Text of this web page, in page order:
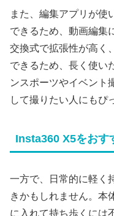
また、編集アプリが使
できるため、動画編集
交換式で拡張性が高く
できるため、長く使い
ンスポーツやイベント
して撮りたい人にもぴ
Insta360 X5をおす
一方で、日常的に軽く
きかもしれません。本
に入れて持ち歩くには